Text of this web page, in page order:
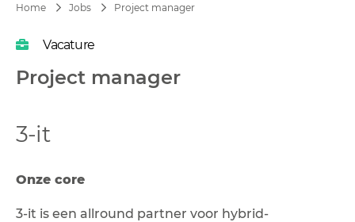
Home Jobs Project manager
Vacature
Project manager
3-it
Onze core
3-it is een allround partner voor hybrid-